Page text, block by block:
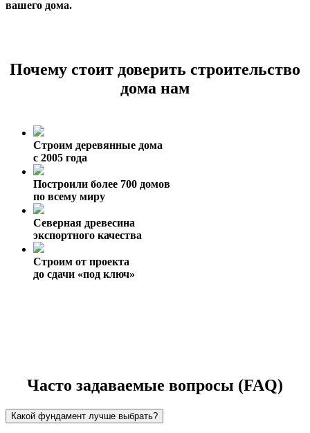
вашего дома.
Почему стоит доверить строительство
дома нам
Строим деревянные дома
с 2005 года
Построили более 700 домов
по всему миру
Северная древесина
экспортного качества
Строим от проекта
до сдачи «под ключ»
Часто задаваемые вопросы (FAQ)
Какой фундамент лучше выбрать?